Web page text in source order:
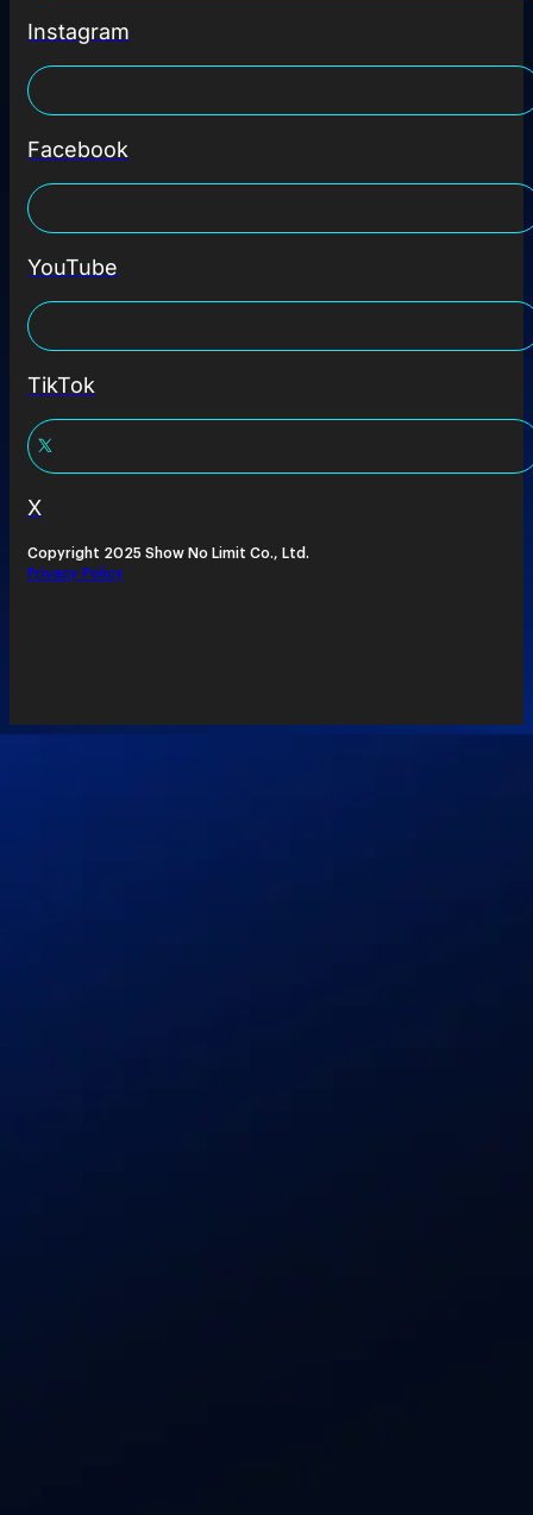
Instagram
Facebook
YouTube
TikTok
X
Copyright 2025 Show No Limit Co., Ltd.
Privacy Policy